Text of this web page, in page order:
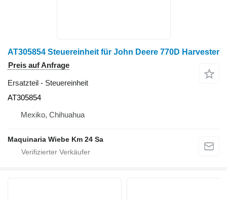
AT305854 Steuereinheit für John Deere 770D Harvester
Preis auf Anfrage
Ersatzteil - Steuereinheit
AT305854
Mexiko, Chihuahua
Maquinaria Wiebe Km 24 Sa